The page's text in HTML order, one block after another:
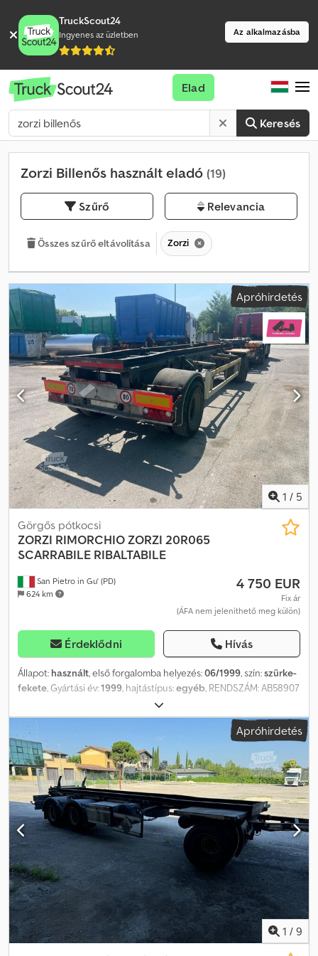
TruckScout24
Ingyenes az üzletben Az alkalmazásba
Keresés
Elad
Zorzi Billenős használt eladó (19)
Szűrő Relevancia
Összes szűrő eltávolítása Zorzi
Apróhirdetés
1 / 5
San Pietro in Gu' (PD)
624 km
Görgős pótkocsi
ZORZI RIMORCHIO ZORZI 20R065
SCARRABILE RIBALTABILE
4 750 EUR
Fix ár
(ÁFA nem jeleníthető meg külön)
Érdeklődni Hívás
Állapot: használt, első forgalomba helyezés:06/1999, szín:szürke-
fekete, Gyártási év:1999, hajtástípus:egyéb, RENDSZÁM: AB58907
MEGNEVEZÉS: ZORZI 20R065 CSÚSZÓPLATÓS, BILLENTHETŐ,
LÉGPÁRNÁS FÉLPOKOCSI HIVATKOZÁSI SZÁM: 26R09 Dkjdjztg
Rgepfx Afqsr GYÁRTÁSI ÉV: 1999/06 TENGELYEK: 2 TENGELYTÁV:
4900 HOSSZÚSÁG: 8,355 m ORSZÁG: olasz / külföldi TEHERHORDÓ
KÉPESSÉG: 15 600 kg - FÉLPOKOCSI: 20 000 kg teljes terhelés
mellett FELÉPÍTÉS TÍPUSA: csúszóplatós FELÉPÍTÉS MODELLJE:
GUIMATRAGADR: nem HASZNÁLHATÓ TERHELÉSI SZÉLESSÉG: -
5,00 m + 0,20 m - 6,60 / 7,00 m + 0,20 m FUTÓMŰ: légrugós FÉKEK:
dobfékes GUMIK: 265/70 R19.5 TARTOZÉKOK: - a 4 belső csúszókar
működése a vontató járművel való rögzítéssel FELÚJÍTVA: nem
ÁTVIZSGÁLTATVA: 2025.08.23 GUMIK ÁLLAPOTA: 40% ÁR: 4 750,00 €
+ ÁFA. A hirdetésben szereplő ár nem tartalmazza az áfát. Az
aktuális árak és feltételek összehasonlításáért kérjük, lépjen
kapcsolatba értékesítőnkkel. További információkért: Loris:
3484773001 URL: #glispecialistidelloscarrabile SCARRABILI
AURORA a haszonjárművek értékesítésével és vásárlásával
foglalkozik, főként a hulladékkezelési ágazatra specializálódva.
Apróhirdetés
1 / 9